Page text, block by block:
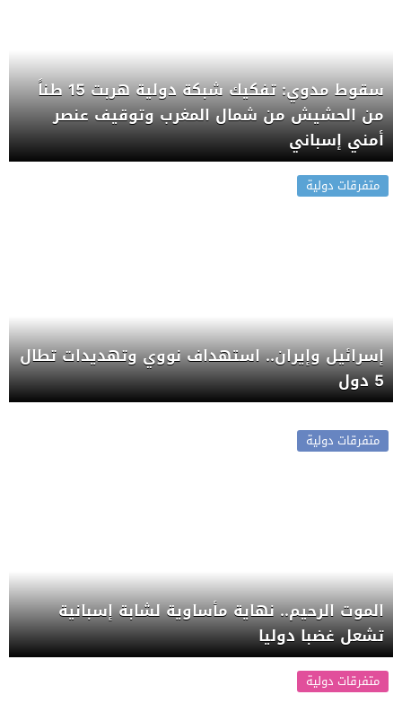
سقوط مدوي: تفكيك شبكة دولية هربت 15 طناً
من الحشيش من شمال المغرب وتوقيف عنصر
أمني إسباني
متفرقات دولية
إسرائيل وإيران.. استهداف نووي وتهديدات تطال
5 دول
متفرقات دولية
الموت الرحيم.. نهاية مأساوية لشابة إسبانية
تشعل غضبا دوليا
متفرقات دولية